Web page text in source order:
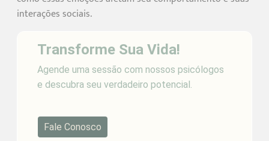
interações sociais.
Transforme Sua Vida!
Agende uma sessão com nossos psicólogos
e descubra seu verdadeiro potencial.
Fale Conosco